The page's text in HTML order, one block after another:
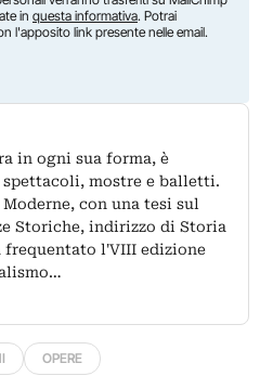
in questa informativa. Potrai
l'apposito link presente nelle email.
in ogni sua forma, è
mostre e balletti.
con una tesi sul
Storiche, indirizzo di Storia
frequentato l'VIII edizione
OPERE